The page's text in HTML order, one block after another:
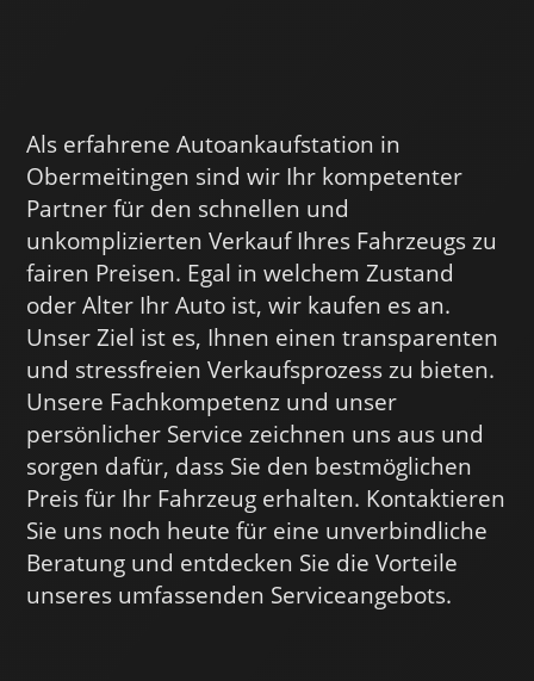
Als erfahrene Autoankaufstation in
Obermeitingen sind wir Ihr kompetenter
Partner für den schnellen und
unkomplizierten Verkauf Ihres Fahrzeugs zu
fairen Preisen. Egal in welchem Zustand
oder Alter Ihr Auto ist, wir kaufen es an.
Unser Ziel ist es, Ihnen einen transparenten
und stressfreien Verkaufsprozess zu bieten.
Unsere Fachkompetenz und unser
persönlicher Service zeichnen uns aus und
sorgen dafür, dass Sie den bestmöglichen
Preis für Ihr Fahrzeug erhalten. Kontaktieren
Sie uns noch heute für eine unverbindliche
Beratung und entdecken Sie die Vorteile
unseres umfassenden Serviceangebots.